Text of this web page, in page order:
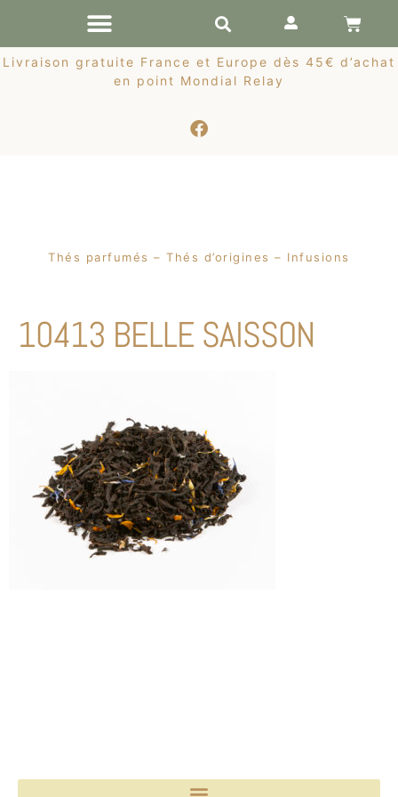
Livraison gratuite France et Europe dès 45€ d’achat
en point Mondial Relay
Thés parfumés – Thés d’origines – Infusions
10413 BELLE SAISSON